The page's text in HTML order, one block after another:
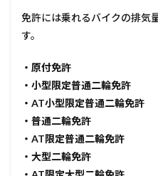
免許には乗れるバイクの排気
す。
・原付免許
・小型限定普通二輪免許
・AT小型限定普通二輪免許
・普通二輪免許
・AT限定普通二輪免許
・大型二輪免許